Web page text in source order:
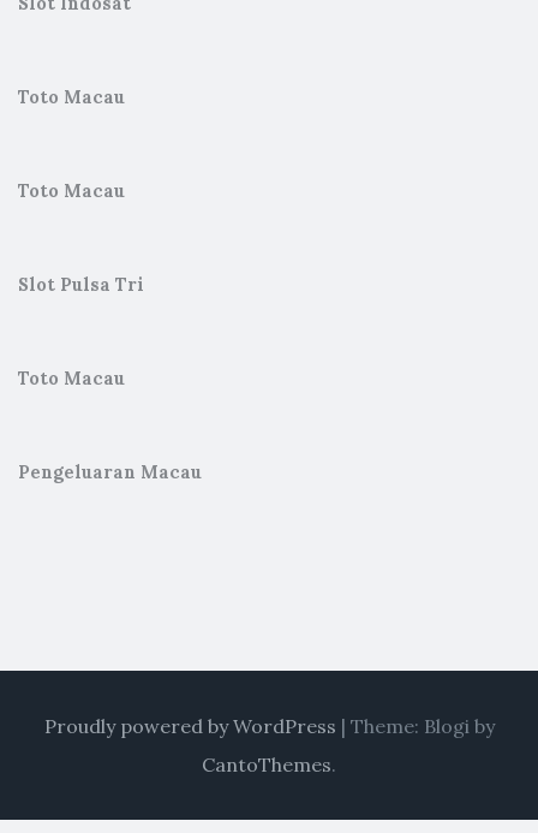
Toto Macau
Toto Macau
Slot Pulsa Tri
Toto Macau
Pengeluaran Macau
Proudly powered by WordPress | Theme: Blogi by
CantoThemes.